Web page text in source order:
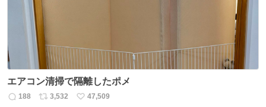
エアコン清掃で隔離したポメ
返
188
リ
3,532
い
47,509